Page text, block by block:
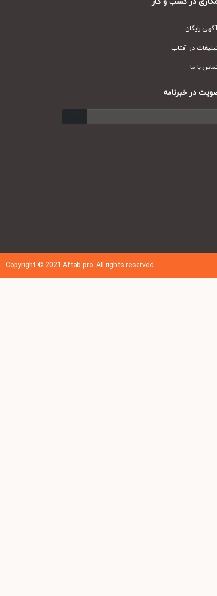
رایگان
در آفتاب
با ما
در خبرنامه
Copyright © 202 1Aftab pro. All rights reserved.